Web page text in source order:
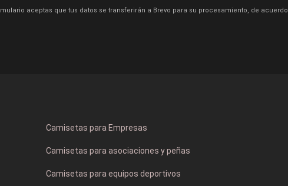
aceptas que tus datos se transferirán a Brevo para su procesamiento, de acuerdo
Camisetas para Empresas
Camisetas para asociaciones y peñas
Camisetas para equipos deportivos